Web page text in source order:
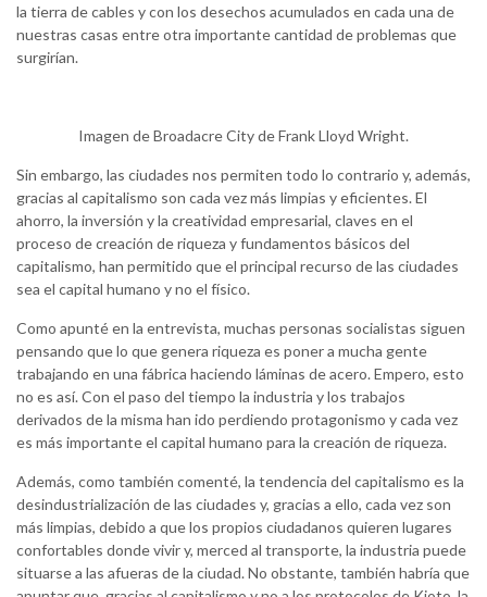
la tierra de cables y con los desechos acumulados en cada una de
nuestras casas entre otra importante cantidad de problemas que
surgirían.
Imagen de Broadacre City de Frank Lloyd Wright.
Sin embargo, las ciudades nos permiten todo lo contrario y, además,
gracias al capitalismo son cada vez más limpias y eficientes. El
ahorro, la inversión y la creatividad empresarial, claves en el
proceso de creación de riqueza y fundamentos básicos del
capitalismo, han permitido que el principal recurso de las ciudades
sea el capital humano y no el físico.
Como apunté en la entrevista, muchas personas socialistas siguen
pensando que lo que genera riqueza es poner a mucha gente
trabajando en una fábrica haciendo láminas de acero. Empero, esto
no es así. Con el paso del tiempo la industria y los trabajos
derivados de la misma han ido perdiendo protagonismo y cada vez
es más importante el capital humano para la creación de riqueza.
Además, como también comenté, la tendencia del capitalismo es la
desindustrialización de las ciudades y, gracias a ello, cada vez son
más limpias, debido a que los propios ciudadanos quieren lugares
confortables donde vivir y, merced al transporte, la industria puede
situarse a las afueras de la ciudad. No obstante, también habría que